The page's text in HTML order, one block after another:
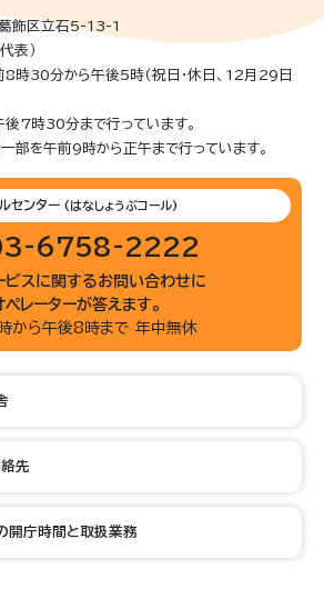
飾区立石5-13-1
表）
8時30分から午後5時(祝日・休日、12月29日
7時30分まで行っています。
部を午前9時から正午まで行っています。
センター (はなしょうぶコール)
6758-2222
ビスに関するお問い合わせに
ペレーターが答えます。
から午後8時まで 年中無休
先
開庁時間と取扱業務